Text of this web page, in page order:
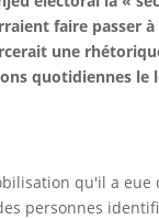
faire passer
une
quotidiennes
qu'il a eue
personnes